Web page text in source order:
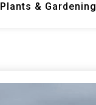
Plants & Gardening